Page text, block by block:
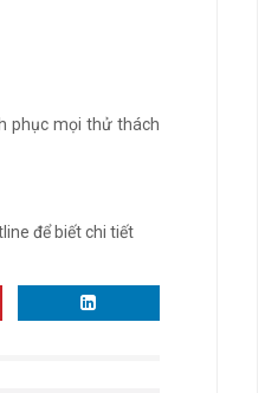
phục mọi thử thách
để biết chi tiết